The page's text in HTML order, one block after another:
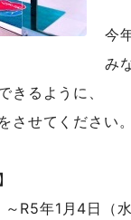
今
み
きるように、
させてください。
R5年1月4日（水